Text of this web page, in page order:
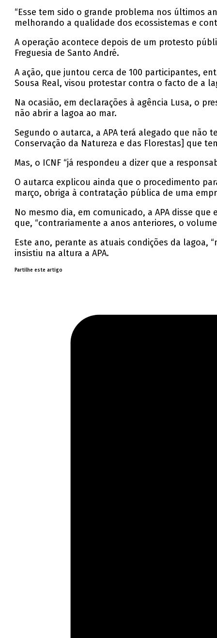
“Esse tem sido o grande problema nos últimos
melhorando a qualidade dos ecossistemas e
A operação acontece depois de um protesto
Freguesia de Santo André.
A ação, que juntou cerca de 100 participantes,
Sousa Real, visou protestar contra o facto de a
Na ocasião, em declarações à agência Lusa, o
não abrir a lagoa ao mar.
Segundo o autarca, a APA terá alegado que
Conservação da Natureza e das Florestas] que
Mas, o ICNF “já respondeu a dizer que a
O autarca explicou ainda que o procedimento
março, obriga à contratação pública de uma
No mesmo dia, em comunicado, a APA disse
que, “contrariamente a anos anteriores, o
Este ano, perante as atuais condições da lagoa,
insistiu na altura a APA.
Partilhe este artigo